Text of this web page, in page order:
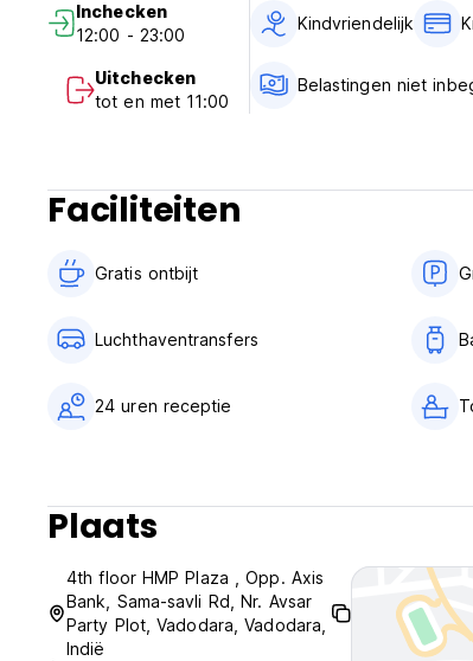
per nacht = 18% (vanaf 28%)
Inclusief ontbijt.
Geen avondklok.
Kindvriendelijk.
Niet-rokenkamer, maar met een aangewezen
Inchecken
12:00 - 23:00
Uitchecken
tot en met 11:00
Kindvriendelijk
Belastingen niet
Faciliteiten
Gratis ontbijt‎
Luchthaventransfers
24 uren receptie
Plaats
4th floor HMP Plaza , Opp. Axis
Bank, Sama-savli Rd, Nr. Avsar
Party Plot, Vadodara, Vadodara,
Indië